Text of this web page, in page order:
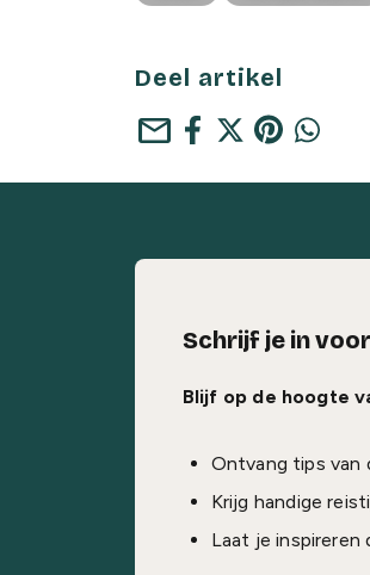
Deel artikel
mail
Schrijf je in
Blijf op de hoogte
Ontvang tips van
Krijg handige
Laat je inspireren